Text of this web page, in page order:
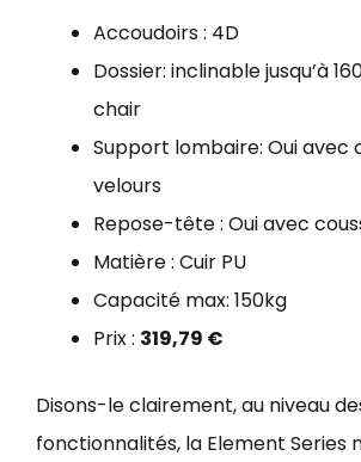
Accoudoirs : 4D
Dossier: inclinable jusqu’à
chair
Support lombaire: Oui avec
velours
Repose-tête : Oui avec
Matière : Cuir PU
Capacité max: 150kg
Prix : 319,79 €
Disons-le clairement, au niveau
fonctionnalités, la Element Series